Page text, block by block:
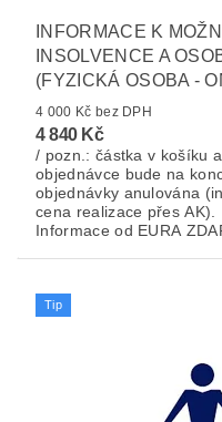
INFORMACE K
INSOLVENCE A
(FYZICKÁ OSOBA -
4 000 Kč bez DPH
4 840 Kč
/ pozn.: částka v košíku a
objednávce bude na
objednávky anulována
cena realizace přes AK).
Informace od EURA
Tip